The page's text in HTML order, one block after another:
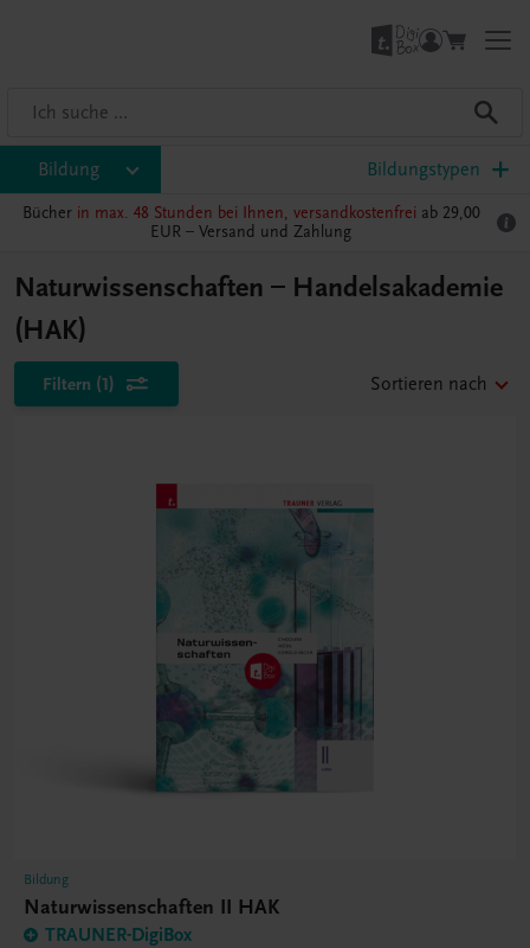
Bildung Bildungstypen
Bücher in max. 48 Stunden bei Ihnen, versandkostenfrei ab 29,00
EUR – Versand und Zahlung
Naturwissenschaften – Handelsakademie
(HAK)
Filtern (1) Sortieren nach
Bildung
Naturwissenschaften II HAK
TRAUNER-DigiBox